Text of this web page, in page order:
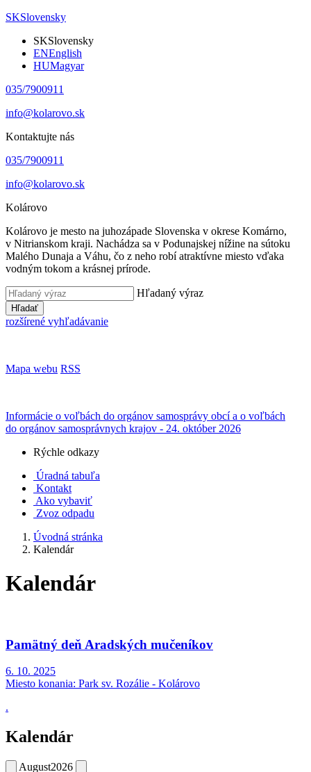
SKSlovensky
SKSlovensky
ENEnglish
HUMagyar
035/7900911
info@kolarovo.sk
Kontaktujte nás
035/7900911
info@kolarovo.sk
Kolárovo
Kolárovo je mesto na juhozápade Slovenska v okrese Komárno,
v Nitrianskom kraji. Nachádza sa v Podunajskej nížine na sútoku
Malého Dunaja a Váhu, čo z neho robí atraktívne miesto vďaka
vodným tokom a krásnej prírode.
Hľadaný výraz
Hľadať
rozšírené vyhľadávanie
Mapa webu RSS
Informácie o voľbách do orgánov samosprávy obcí a o voľbách
do orgánov samosprávnych krajov - 24. október 2026
Rýchle odkazy
Úradná tabuľa
Kontakt
Ako vybaviť
Zvoz odpadu
Úvodná stránka
Kalendár
Kalendár
Pamätný deň Aradských mučeníkov
6. 10. 2025
Miesto konania: Park sv. Rozálie - Kolárovo
.
Kalendár
August2026